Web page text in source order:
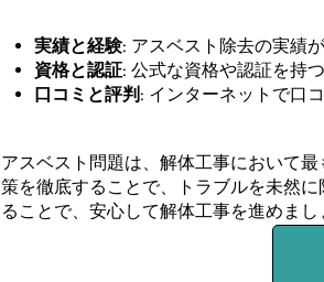
実績と経験: アスベスト除去の実績
資格と認証: 公式な資格や認証を持
口コミと評判: インターネットで口
アスベスト問題は、解体工事において
策を徹底することで、トラブルを未然
ることで、安心して解体工事を進めまし